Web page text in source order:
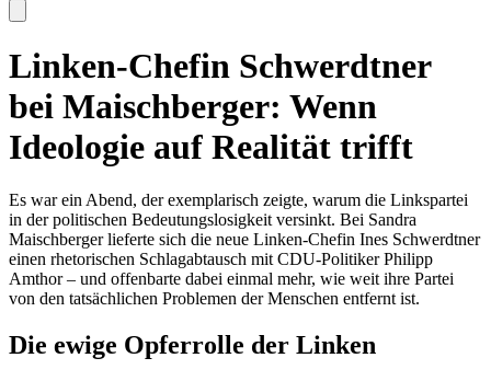
Linken-Chefin Schwerdtner
bei Maischberger: Wenn
Ideologie auf Realität trifft
Es war ein Abend, der exemplarisch zeigte, warum die Linkspartei
in der politischen Bedeutungslosigkeit versinkt. Bei Sandra
Maischberger lieferte sich die neue Linken-Chefin Ines Schwerdtner
einen rhetorischen Schlagabtausch mit CDU-Politiker Philipp
Amthor – und offenbarte dabei einmal mehr, wie weit ihre Partei
von den tatsächlichen Problemen der Menschen entfernt ist.
Die ewige Opferrolle der Linken